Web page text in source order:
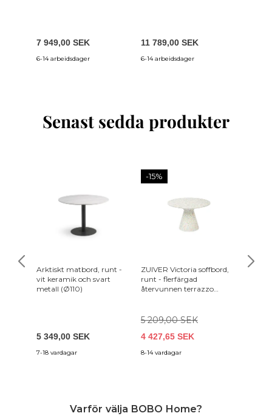
7 949,00 SEK
6-14 arbeidsdager
11 789,00 SEK
6-14 arbeidsdager
Senast sedda produkter
Arktiskt matbord, runt -
vit keramik och svart
metall (Ø110)
5 349,00 SEK
7-18 vardagar
-15%
ZUIVER Victoria soffbord,
runt - flerfärgad
återvunnen terrazzo
5 209,00 SEK
4 427,65 SEK
8-14 vardagar
Varför välja BOBO Home?